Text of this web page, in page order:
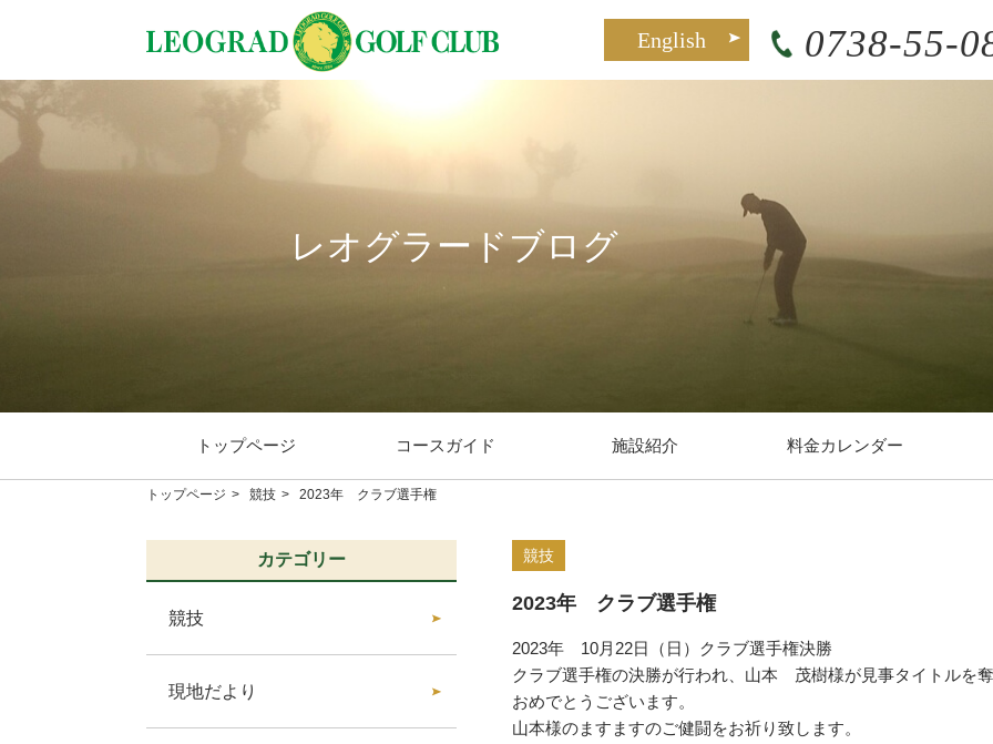
English 0738-55-
レオグラードブログ
トップページ コースガイド 施設紹介 料金カレンダー
トップページ 競技 2023年 クラブ選手権
競技
2023年 クラブ選手権
2023年 10月22日（日）クラブ選手権決勝
クラブ選手権の決勝が行われ、山本 茂樹様が見事タイトルを
おめでとうございます。
山本様のますますのご健闘をお祈り致します。
カテゴリー
競技
現地だより